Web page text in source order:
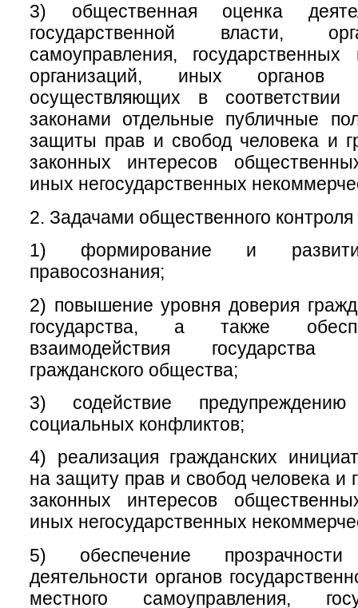
3) общественная оценка
государственной власти,
самоуправления,
организаций, иных органов
осуществляющих в
законами отдельные публичные
защиты прав и свобод человека и
законных интересов
иных негосударственных
2. Задачами общественного контроля
1) формирование и
правосознания;
2) повышение уровня доверия
государства, а также
взаимодействия
гражданского общества;
3) содействие
социальных конфликтов;
4) реализация гражданских
на защиту прав и свобод человека и
законных интересов
иных негосударственных
5) обеспечение
деятельности органов
местного самоуправления,